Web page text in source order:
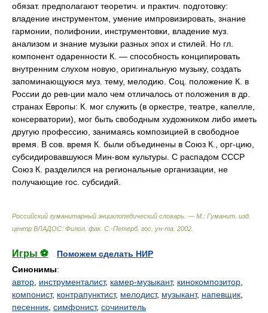
обязат. предполагают теоретич. и практич. подготовку:
владение инструментом, умение импровизировать, знание
гармонии, полифонии, инструментовки, владение муз.
анализом и знание музыки разных эпох и стилей. Но гл.
компонент одаренности К. — способность конципировать
внутренним слухом новую, оригинальную музыку, создать
запоминающуюся муз. тему, мелодию. Соц. положение К. в
России до рев-ции мало чем отличалось от положения в др.
странах Европы: К. мог служить (в оркестре, театре, капелле,
консерватории), мог быть свободным художником либо иметь
другую профессию, занимаясь композицией в свободное
время. В сов. время К. были объединены в Союз К., орг-цию,
субсидировавшуюся Мин-вом культуры. С распадом СССР
Союз К. разделился на региональные организации, не
получающие гос. субсидий.
Российский гуманитарный энциклопедический словарь. — М.: Гуманит. изд.
центр ВЛАДОС: Филол. фак. С.-Петерб. гос. ун-та 2002
Игры ⚽
Поможем сделать НИР
Синонимы:
автор инструменталист, камер-музыкант, кинокомпозитор
компонист, контрапунктист, мелодист, музыкант, напевщик
песенник симфонист, сочинитель